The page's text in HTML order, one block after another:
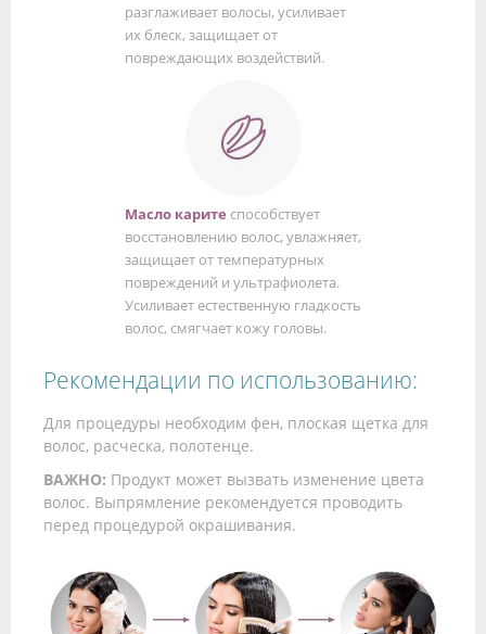
разглаживает волосы, усиливает
их блеск, защищает от
повреждающих воздействий.
Масло карите способствует
восстановлению волос, увлажняет,
защищает от температурных
повреждений и ультрафиолета.
Усиливает естественную гладкость
волос, смягчает кожу головы.
Рекомендации по использованию:
Для процедуры необходим фен, плоская щетка для
волос, расческа, полотенце.
ВАЖНО: Продукт может вызвать изменение цвета
волос. Выпрямление рекомендуется проводить
перед процедурой окрашивания.